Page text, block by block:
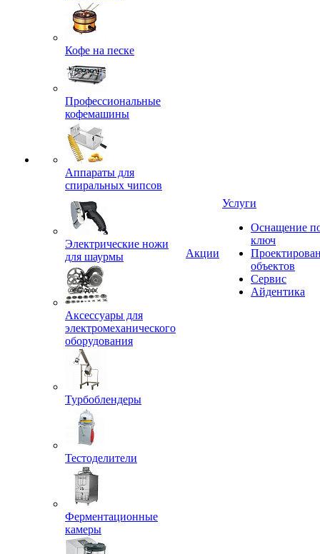
Кофе на песке
Профессиональные
кофемашины
Аппараты для
спиральных чипсов
Электрические ножи
для шаурмы
Аксессуары для
электромеханического
оборудования
Турбоблендеры
Тестоделители
Ферментационные
камеры
Акции
Услуги
Оснащение
ключ
объектов
Сервис
Айдентика